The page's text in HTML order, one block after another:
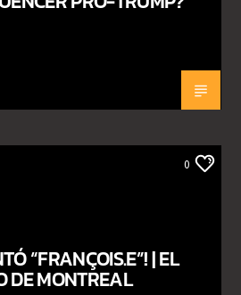
0
“FRANÇOIS.E”! | EL
DE MONTREAL